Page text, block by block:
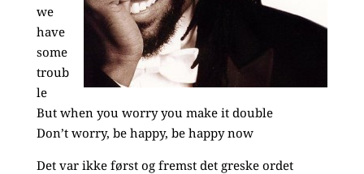
we
have
some
troub
le
But when you worry you make it double
Don’t worry, be happy, be happy now
Det var ikke først og fremst det greske ordet